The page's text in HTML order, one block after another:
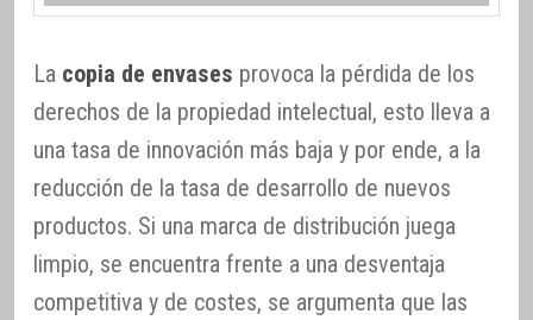
La copia de envases provoca la pérdida de los
derechos de la propiedad intelectual, esto lleva a
una tasa de innovación más baja y por ende, a la
reducción de la tasa de desarrollo de nuevos
productos. Si una marca de distribución juega
limpio, se encuentra frente a una desventaja
competitiva y de costes, se argumenta que las